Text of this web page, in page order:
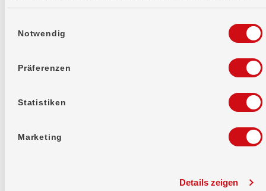
Notwendig
Präferenzen
Statistiken
Marketing
Details zeigen
Kontaktformular